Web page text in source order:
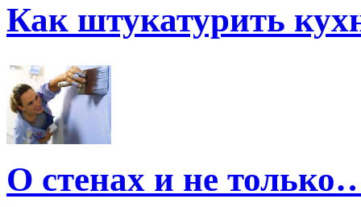
Как штукатурить
О стенах и не